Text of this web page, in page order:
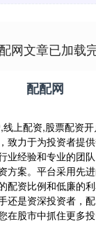
网文章已加载
配配网
上配资,股票配资
致力于为投资者提
业经验和专业的团
方案。平台采用先
配资比例和低廉的
还是资深投资者，
在股市中抓住更多